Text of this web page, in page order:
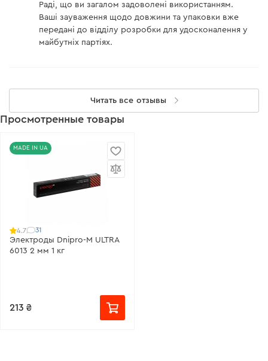
Раді, що ви загалом задоволені використанням.
Ваші зауваження щодо довжини та упаковки вже
передані до відділу розробки для удосконалення у
майбутніх партіях.
Читать все отзывы
Просмотренные товары
MADE IN UA
4.7 31
Электроды Dnipro-M ULTRA
6013 2 мм 1 кг
213 ₴